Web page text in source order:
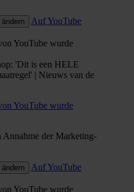
Auf YouTube
YouTube wurde
'Dit is een HELE
| Nieuws van de
YouTube wurde
Annahme der Marketing-
Auf YouTube
YouTube wurde